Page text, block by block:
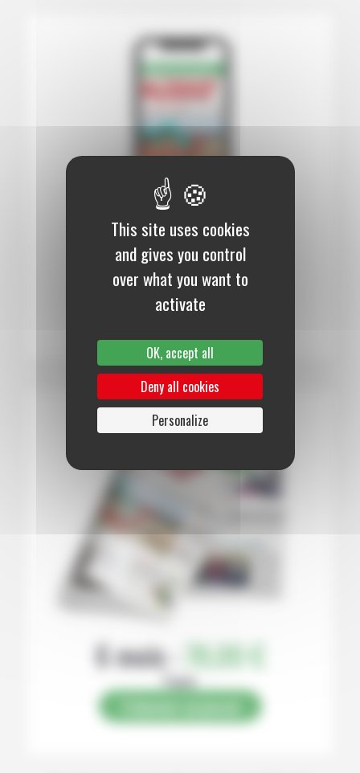
12 mois :99,00 €
Numérique
S’abonner au journal
6 mois : 78,00 €
Papier
This site uses cookies
and gives you control
over what you want to
activate
OK, accept all
Deny all cookies
Personalize